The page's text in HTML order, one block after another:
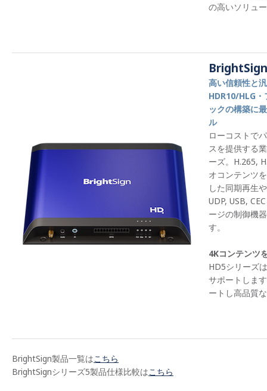
の高いソリュ
高い信頼性と
HDR10/HLG
ックの構築に
ル
ローコストで
スを提供する
ーズ。H.265,
オコンテンツ
した同期再生
UDP, USB,
ージの制御機
す。
4Kコンテンツ
HD5シリーズ
サポートしま
ートし高品質
BrightSign製品一覧はこちら
BrightSignシリーズ5製品仕様比較はこちら